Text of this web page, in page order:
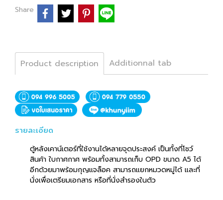
Share
Product description Additionnal tab
รายละเอียด
ตู้หลังเคาน์เตอร์ที่ใช้งานได้หลายจุดประสงค์ เป็นทั้งที่โชว์
สินค้า ใบกาศกาศ พร้อมทั้งสามารถเก็บ OPD ขนาด A5 ได้
อีกด้วยมาพร้อมกุญแจล็อค สามารถแยกหมวดหมู่ได้ และที่
นั่งเพื่อเตรียมเอกสาร หรือที่นั่งสำรองในตัว